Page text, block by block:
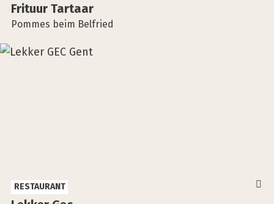
Fri­tuur Tar­ta­ar
Pommes beim Belfried
RESTAURANT